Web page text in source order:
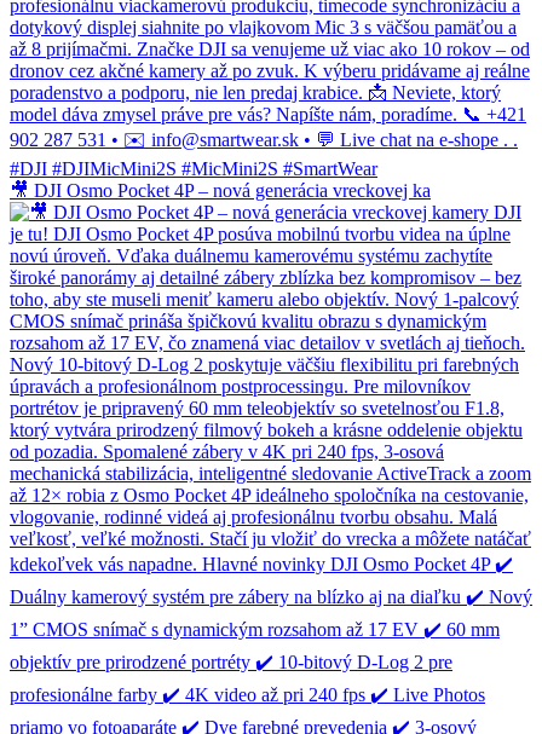
🎥 DJI Osmo Pocket 4P – nová generácia vreckovej ka